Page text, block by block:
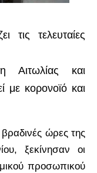
τις τελευταίες
Αιτωλίας και
με κορονοϊό και
βραδινές ώρες της
ξεκίνησαν οι
προσωπικού